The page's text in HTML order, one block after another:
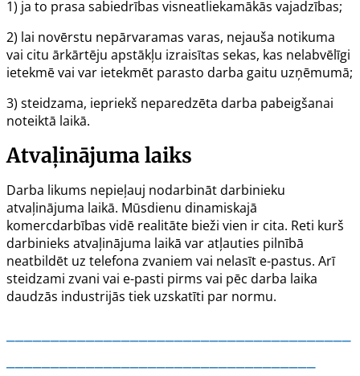
1) ja to prasa sabiedrības visneatliekamākās vajadzības;
2) lai novērstu nepārvaramas varas, nejauša notikuma
vai citu ārkārtēju apstākļu izraisītas sekas, kas nelabvēlīgi
ietekmē vai var ietekmēt parasto darba gaitu uzņēmumā;
3) steidzama, iepriekš neparedzēta darba pabeigšanai
noteiktā laikā.
Atvaļinājuma laiks
Darba likums nepieļauj nodarbināt darbinieku
atvaļinājuma laikā. Mūsdienu dinamiskajā
komercdarbības vidē realitāte bieži vien ir cita. Reti kurš
darbinieks atvaļinājuma laikā var atļauties pilnībā
neatbildēt uz telefona zvaniem vai nelasīt e-pastus. Arī
steidzami zvani vai e-pasti pirms vai pēc darba laika
daudzās industrijās tiek uzskatīti par normu.